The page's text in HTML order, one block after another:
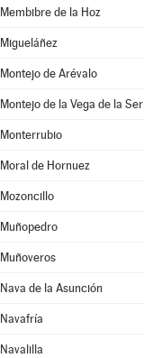
Membibre de la Hoz
Migueláñez
Montejo de Arévalo
Montejo de la Vega de la
Monterrubio
Moral de Hornuez
Mozoncillo
Muñopedro
Muñoveros
Nava de la Asunción
Navafría
Navalilla